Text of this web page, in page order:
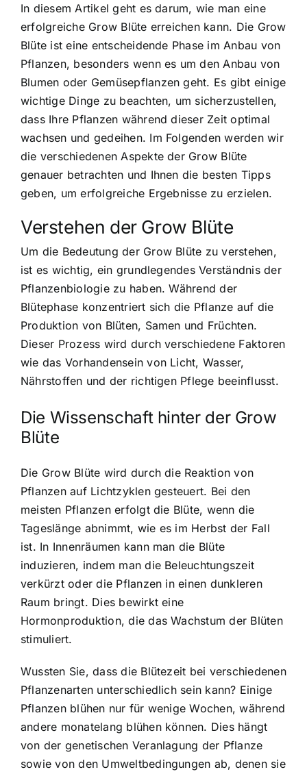
In diesem Artikel geht es darum, wie man eine
erfolgreiche Grow Blüte erreichen kann. Die Grow
Blüte ist eine entscheidende Phase im Anbau von
Pflanzen, besonders wenn es um den Anbau von
Blumen oder Gemüsepflanzen geht. Es gibt einige
wichtige Dinge zu beachten, um sicherzustellen,
dass Ihre Pflanzen während dieser Zeit optimal
wachsen und gedeihen. Im Folgenden werden wir
die verschiedenen Aspekte der Grow Blüte
genauer betrachten und Ihnen die besten Tipps
geben, um erfolgreiche Ergebnisse zu erzielen.
Verstehen der Grow Blüte
Um die Bedeutung der Grow Blüte zu verstehen,
ist es wichtig, ein grundlegendes Verständnis der
Pflanzenbiologie zu haben. Während der
Blütephase konzentriert sich die Pflanze auf die
Produktion von Blüten, Samen und Früchten.
Dieser Prozess wird durch verschiedene Faktoren
wie das Vorhandensein von Licht, Wasser,
Nährstoffen und der richtigen Pflege beeinflusst.
Die Wissenschaft hinter der Grow
Blüte
Die Grow Blüte wird durch die Reaktion von
Pflanzen auf Lichtzyklen gesteuert. Bei den
meisten Pflanzen erfolgt die Blüte, wenn die
Tageslänge abnimmt, wie es im Herbst der Fall
ist. In Innenräumen kann man die Blüte
induzieren, indem man die Beleuchtungszeit
verkürzt oder die Pflanzen in einen dunkleren
Raum bringt. Dies bewirkt eine
Hormonproduktion, die das Wachstum der Blüten
stimuliert.
Wussten Sie, dass die Blütezeit bei verschiedenen
Pflanzenarten unterschiedlich sein kann? Einige
Pflanzen blühen nur für wenige Wochen, während
andere monatelang blühen können. Dies hängt
von der genetischen Veranlagung der Pflanze
sowie von den Umweltbedingungen ab, denen sie